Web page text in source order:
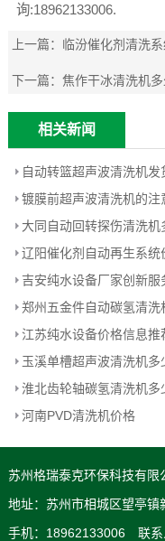
询:18962133006.
上一篇： 临汾催化剂清洗
下一篇：焦作干冰清洗机
相关新闻
镀膜前超声波清洗机的注
大同自动回转探伤清洗机
辽阳催化剂自动再生系统
吉安纯水设备厂家创新服
江苏纯水设备价格信息推
玉溪单槽超声波清洗机多
淮北齿轮轴碳氢清洗机多
河南PVD清洗机价格
苏州格瑞泰克环保科技有限
地址：苏州市相城区望亭镇
手机：18962133006 联系